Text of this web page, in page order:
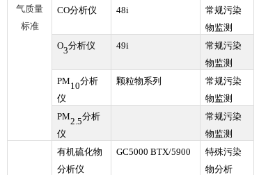
气质量
标准
CO分析仪
48i
常规污染
物监测
O3分析仪 49i
常规污染
物监测
PM10分析
仪
颗粒物系列
常规污染
物监测
PM2.5分析
仪
常规污染
物监测
有机硫化物
分析仪
GC5000 BTX/5900
特殊污染
物分析